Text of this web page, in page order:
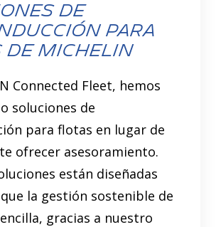
de
para
MICHELIN
Connected Fleet, hemos
soluciones de
para flotas en lugar de
ofrecer asesoramiento.
están diseñadas
la gestión sostenible de
gracias a nuestro